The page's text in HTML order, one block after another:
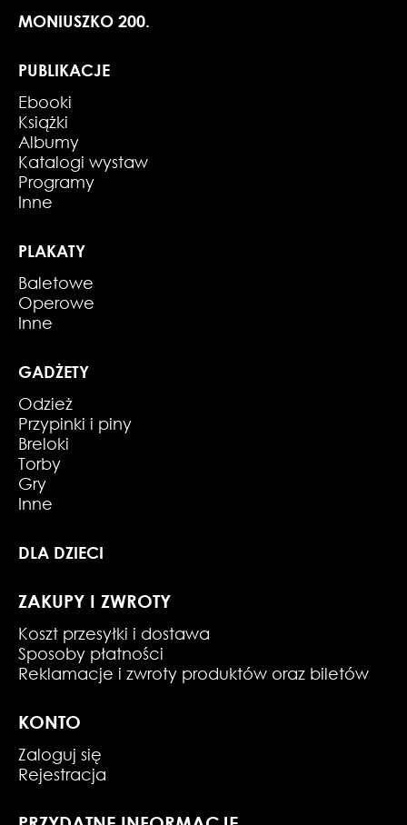
MONIUSZKO 200.
PUBLIKACJE
Ebooki
Książki
Albumy
Katalogi wystaw
Programy
Inne
PLAKATY
Baletowe
Operowe
Inne
GADŻETY
Odzież
Przypinki i piny
Breloki
Torby
Gry
Inne
DLA DZIECI
ZAKUPY I ZWROTY
Koszt przesyłki i dostawa
Sposoby płatności
Reklamacje i zwroty produktów oraz biletów
KONTO
Zaloguj się
Rejestracja